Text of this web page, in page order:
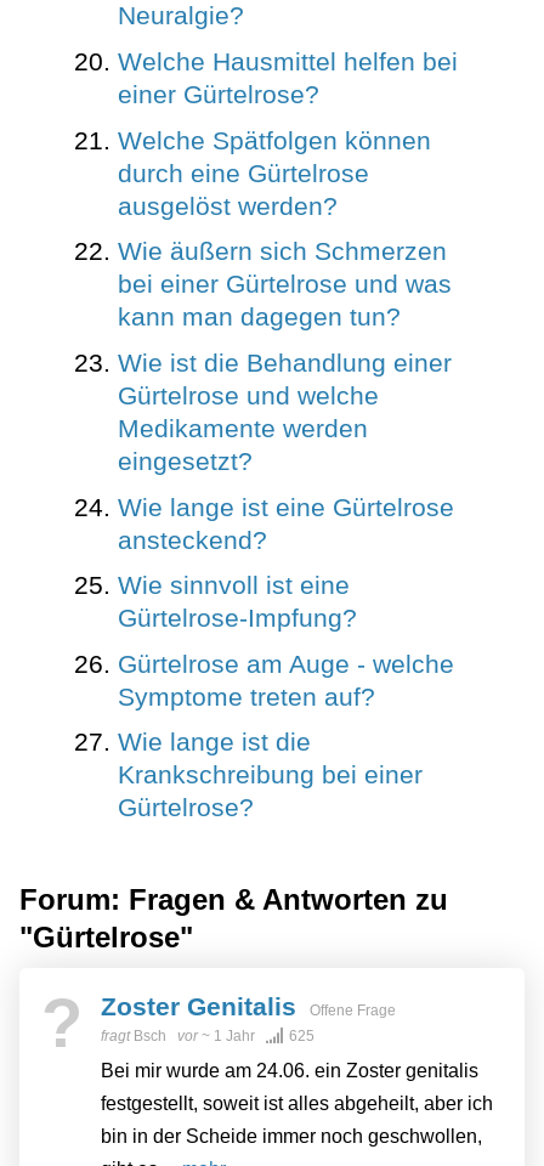
Neuralgie?
Welche Hausmittel helfen bei
einer Gürtelrose?
Welche Spätfolgen können
durch eine Gürtelrose
ausgelöst werden?
Wie äußern sich Schmerzen
bei einer Gürtelrose und was
kann man dagegen tun?
Wie ist die Behandlung einer
Gürtelrose und welche
Medikamente werden
eingesetzt?
Wie lange ist eine Gürtelrose
ansteckend?
Wie sinnvoll ist eine
Gürtelrose-Impfung?
Gürtelrose am Auge - welche
Symptome treten auf?
Wie lange ist die
Krankschreibung bei einer
Gürtelrose?
Forum: Fragen & Antworten zu
"Gürtelrose"
? Zoster Genitalis
Offene Frage
fragt Bsch vor~ 1 Jahr 625
Bei mir wurde am 24.06. ein Zoster genitalis
festgestellt, soweit ist alles abgeheilt, aber ich
bin in der Scheide immer noch geschwollen,